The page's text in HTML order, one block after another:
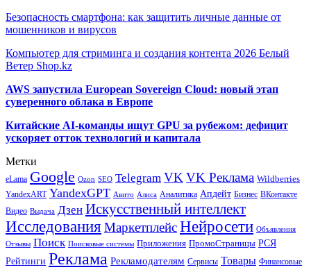
Безопасность смартфона: как защитить личные данные от
мошенников и вирусов
Компьютер для стриминга и создания контента 2026 Белый
Ветер Shop.kz
AWS запустила European Sovereign Cloud: новый этап
суверенного облака в Европе
Китайские AI-команды ищут GPU за рубежом: дефицит
ускоряет отток технологий и капитала
Метки
eLama Google Ozon SEO Telegram VK VK Реклама Wildberries
YandexART YandexGPT Авито Алиса Аналитика Апдейт Бизнес ВКонтакте
Видео Выдача Дзен Искусственный интеллект
Исследования МаркетплейсНейросети Объявления
Отзывы Поиск Поисковые системы Приложения ПромоСтраницы РСЯ
Рейтинги Реклама Рекламодателям Сервисы Товары Финансовые